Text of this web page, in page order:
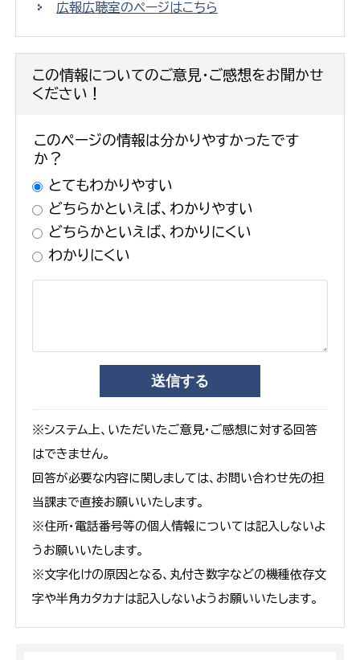
広報広聴室のページはこちら
この情報についてのご意見・ご感想をお聞かせ
ください！
このページの情報は分かりやすかったです
か？
とてもわかりやすい
どちらかといえば、わかりやすい
どちらかといえば、わかりにくい
わかりにくい
※システム上、いただいたご意見・ご感想に対する回答
はできません。
回答が必要な内容に関しましては、お問い合わせ先の担
当課まで直接お願いいたします。
※住所・電話番号等の個人情報については記入しないよ
うお願いいたします。
※文字化けの原因となる、丸付き数字などの機種依存文
字や半角カタカナは記入しないようお願いいたします。